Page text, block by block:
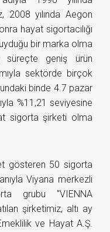
2008 yılında Aegon
hayat sigortacılığı
bir marka olma
süreçte geniş ürün
sektörde birçok
binde 4.7 pazar
%11,21 seviyesine
sigorta şirketi olma
gösteren 50 sigorta
Viyana merkezli
grubu "VIENNA
şirketimiz, altı ay
ve Hayat A.Ş.